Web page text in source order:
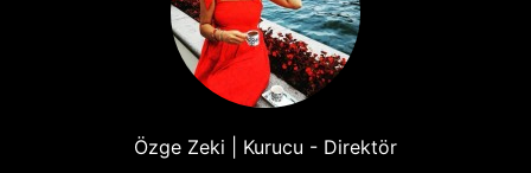
Özge Zeki | Kurucu - Direktör